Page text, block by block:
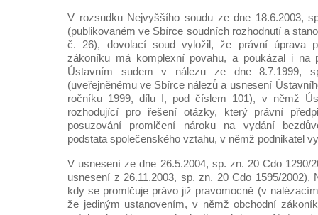
V rozsudku Nejvyššího soudu ze dne 18.6.2003,
(publikovaném ve Sbírce soudních rozhodnutí a
č. 26), dovolací soud vyložil, že právní úprava
zákoníku má komplexní povahu, a poukázal i na
Ústavním sudem v nálezu ze dne 8.7.1999,
(uveřejněnému ve Sbírce nálezů a usnesení
ročníku 1999, dílu I, pod číslem 101), v němž
rozhodující pro řešení otázky, který právní
posuzování promlčení nároku na vydání
podstata společenského vztahu, v němž podnikatel
V usnesení ze dne 26.5.2004, sp. zn. 20 Cdo 1290/
usnesení z 26.11.2003, sp. zn. 20 Cdo 1595/
kdy se promlčuje právo již pravomocně (v
že jediným ustanovením, v němž obchodní